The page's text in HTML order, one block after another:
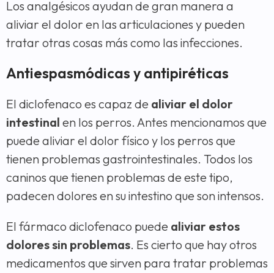
Los analgésicos ayudan de gran manera a
aliviar el dolor en las articulaciones y pueden
tratar otras cosas más como las infecciones.
Antiespasmódicas y antipiréticas
El diclofenaco es capaz de aliviar el dolor
intestinal en los perros. Antes mencionamos que
puede aliviar el dolor físico y los perros que
tienen problemas gastrointestinales. Todos los
caninos que tienen problemas de este tipo,
padecen dolores en su intestino que son intensos.
El fármaco diclofenaco puede aliviar estos
dolores sin problemas. Es cierto que hay otros
medicamentos que sirven para tratar problemas